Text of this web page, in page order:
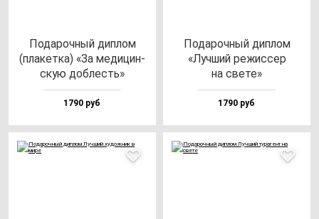
Пода­роч­ный дип­лом
(пла­кет­ка) «За ме­ди­цин­
скую доб­лесть»
1790 руб
Пода­роч­ный дип­лом
«Луч­ший ре­жис­сер
на све­те»
1790 руб